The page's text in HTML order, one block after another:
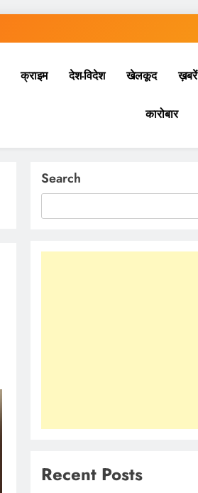
क्राइम देश-विदेश खेलकूद ख़बरें
कारोबार
Search
Recent Posts